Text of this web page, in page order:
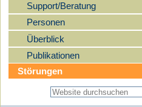
Support/Beratung
Personen
Überblick
Publikationen
Störungen